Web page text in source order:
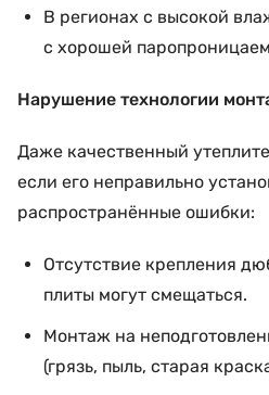
В регионах с высокой
с хорошей
Нарушение технологии
Даже качественный
если его неправильно
распространённые ошибки:
Отсутствие крепления
плиты могут смещаться.
Монтаж на
(грязь, пыль, старая